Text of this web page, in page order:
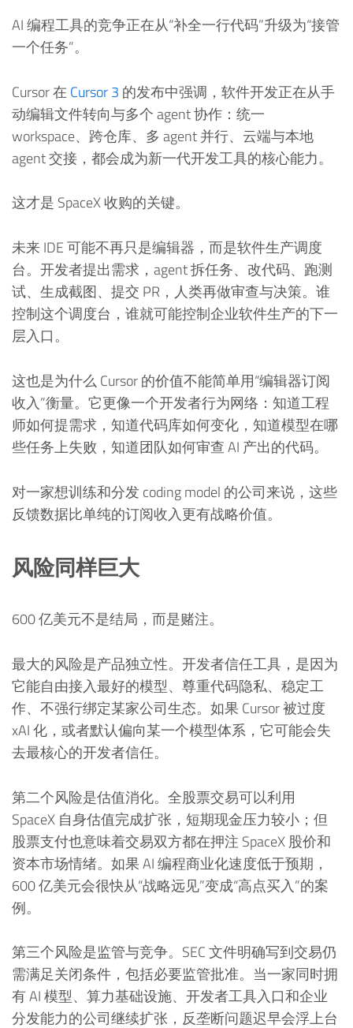
AI 编程工具的竞争正在从“补全一行代码”升级为“接管
一个任务”。
Cursor 在Cursor 3 的发布中强调，软件开发正在从手
动编辑文件转向与多个 agent 协作：统一
workspace、跨仓库、多 agent 并行、云端与本地
agent 交接，都会成为新一代开发工具的核心能力。
这才是 SpaceX 收购的关键。
未来 IDE 可能不再只是编辑器，而是软件生产调度
台。开发者提出需求，agent 拆任务、改代码、跑测
试、生成截图、提交 PR，人类再做审查与决策。谁
控制这个调度台，谁就可能控制企业软件生产的下一
层入口。
这也是为什么 Cursor 的价值不能简单用“编辑器订阅
收入”衡量。它更像一个开发者行为网络：知道工程
师如何提需求，知道代码库如何变化，知道模型在哪
些任务上失败，知道团队如何审查 AI 产出的代码。
对一家想训练和分发 coding model 的公司来说，这些
反馈数据比单纯的订阅收入更有战略价值。
风险同样巨大
600 亿美元不是结局，而是赌注。
最大的风险是产品独立性。开发者信任工具，是因为
它能自由接入最好的模型、尊重代码隐私、稳定工
作、不强行绑定某家公司生态。如果 Cursor 被过度
xAI 化，或者默认偏向某一个模型体系，它可能会失
去最核心的开发者信任。
第二个风险是估值消化。全股票交易可以利用
SpaceX 自身估值完成扩张，短期现金压力较小；但
股票支付也意味着交易双方都在押注 SpaceX 股价和
资本市场情绪。如果 AI 编程商业化速度低于预期，
600 亿美元会很快从“战略远见”变成“高点买入”的案
例。
第三个风险是监管与竞争。SEC 文件明确写到交易仍
需满足关闭条件，包括必要监管批准。当一家同时拥
有 AI 模型、算力基础设施、开发者工具入口和企业
分发能力的公司继续扩张，反垄断问题迟早会浮上台